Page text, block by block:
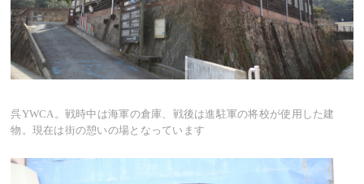
呉YWCA。戦時中は海軍の倉庫、戦後は進駐軍の将校が使用した建
物。現在は街の憩いの場となっています